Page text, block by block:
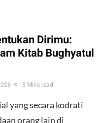
Dirimu:
Kitab Bughyatul
5 Mins read
yang secara kodrati
orang lain di